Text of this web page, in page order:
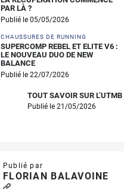
PAR LÀ ?
Publié le 05/05/2026
CHAUSSURES DE RUNNING
SUPERCOMP REBEL ET ELITE V6 :
LE NOUVEAU DUO DE NEW
BALANCE
Publié le 22/07/2026
TOUT SAVOIR SUR L’UTMB
Publié le 21/05/2026
Publié par
FLORIAN BALAVOINE